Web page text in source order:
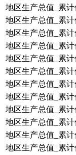
地区生产总值_累
地区生产总值_累
地区生产总值_累
地区生产总值_累
地区生产总值_累
地区生产总值_累
地区生产总值_累
地区生产总值_累
地区生产总值_累
地区生产总值_累
地区生产总值_累
地区生产总值_累